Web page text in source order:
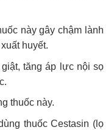
này gây chậm lành
huyết.
tăng áp lực nội sọ
thuốc này.
thuốc Cestasin (lọ